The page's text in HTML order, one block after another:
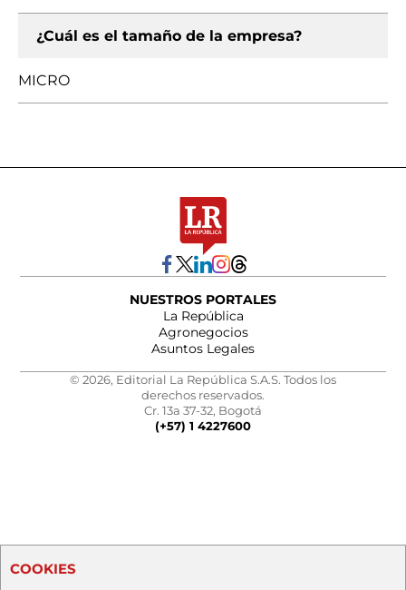
¿Cuál es el tamaño de la empresa?
MICRO
NUESTROS PORTALES
La República
Agronegocios
Asuntos Legales
© 2026, Editorial La República S.A.S. Todos los
derechos reservados.
Cr. 13a 37-32, Bogotá
(+57) 1 4227600
COOKIES